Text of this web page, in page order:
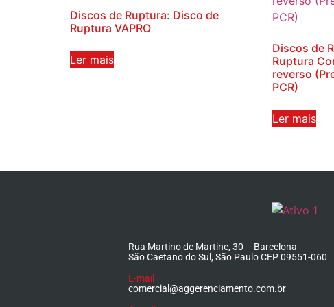
Discos de Ruptura: Disco de
Ruptura VAPRO
Ler mais
Discos de
Ruptura
reverso
PCR)
Ler mais
Rua Martino de Martine, 30 – Barcelona
São Caetano do Sul, São Paulo CEP 09551-060
E-mail
comercial@aggerenciamento.com.br